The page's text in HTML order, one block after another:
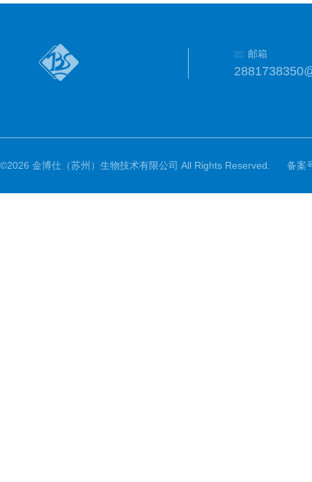
邮箱
©2026 金博仕（苏州）生物技术有限公司 All Rights Reserved. 备案